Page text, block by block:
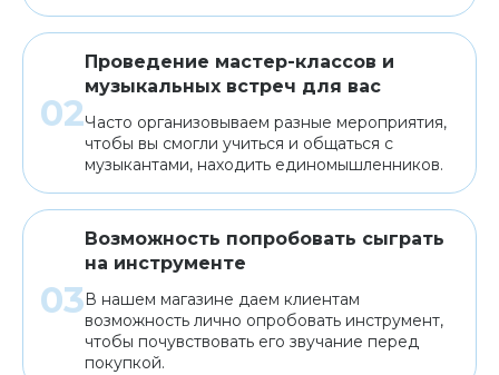
Проведение мастер-классов и
музыкальных встреч для вас
Часто организовываем разные мероприятия,
чтобы вы смогли учиться и общаться с
музыкантами, находить единомышленников.
Возможность попробовать сыграть
на инструменте
В нашем магазине даем клиентам
возможность лично опробовать инструмент,
чтобы почувствовать его звучание перед
покупкой.